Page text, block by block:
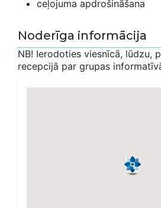
ceļojuma apdrošināšana
Noderīga informācija
NB! Ierodoties viesnīcā, lūdzu,
recepcijā par grupas